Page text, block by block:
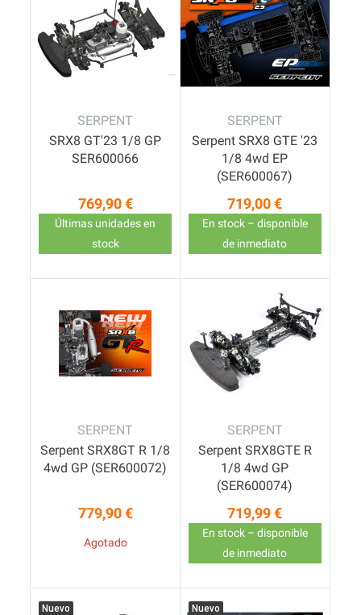
SERPENT
SRX8 GT'23 1/8 GP
SER600066
Precio
769,90 €
Últimas unidades en
stock
SERPENT
Serpent SRX8 GTE '23
1/8 4wd EP
(SER600067)
Precio
719,00 €
En stock – disponible
de inmediato
SERPENT
Serpent SRX8GT R 1/8
4wd GP (SER600072)
Precio
779,90 €
Agotado
SERPENT
Serpent SRX8GTE R
1/8 4wd GP
(SER600074)
Precio
719,99 €
En stock – disponible
de inmediato
Nuevo Nuevo